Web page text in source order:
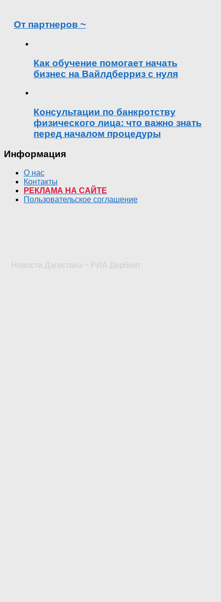
От партнеров ~
Как обучение помогает начать
бизнес на Вайлдберриз с нуля
Консультации по банкротству
физического лица: что важно знать
перед началом процедуры
Информация
О нас
Контакты
РЕКЛАМА НА САЙТЕ
Пользовательское соглашение
Новости Дагестана ~ РИА Дербент